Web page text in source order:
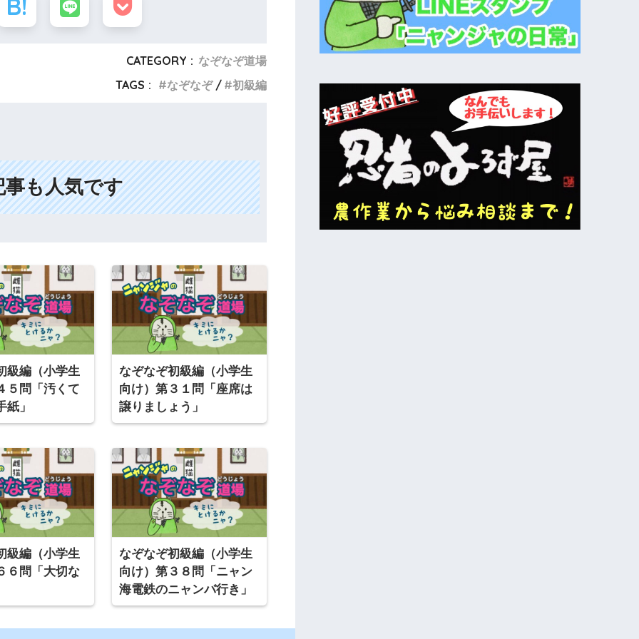
CATEGORY : なぞなぞ道場
TAGS :
なぞなぞ 初級編
事も人気です
級編（小学生
５問「汚くて
紙」
なぞなぞ初級編（小学生
向け）第３１問「座席は
譲りましょう」
級編（小学生
６問「大切な
なぞなぞ初級編（小学生
向け）第３８問「ニャン
海電鉄のニャンバ行き」